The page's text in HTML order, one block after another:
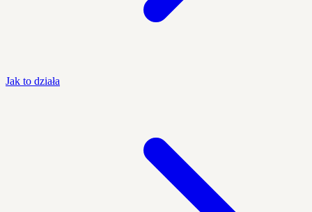
Jak to działa